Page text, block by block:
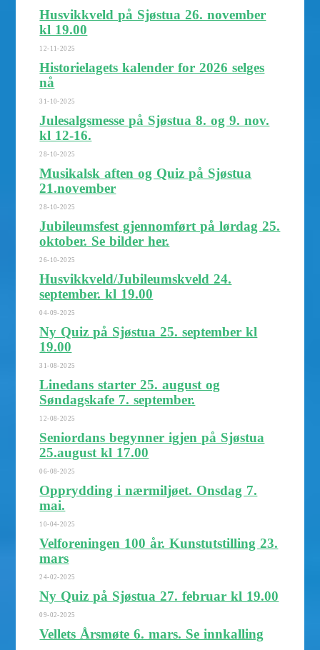
Husvikkveld på Sjøstua 26. november
kl 19.00
12-11-2025
Historielagets kalender for 2026 selges
nå
31-10-2025
Julesalgsmesse på Sjøstua 8. og 9. nov.
kl 12-16.
28-10-2025
Musikalsk aften og Quiz på Sjøstua
21.november
28-10-2025
Jubileumsfest gjennomført på lørdag 25.
oktober. Se bilder her.
26-10-2025
Husvikkveld/Jubileumskveld 24.
september. kl 19.00
04-09-2025
Ny Quiz på Sjøstua 25. september kl
19.00
31-08-2025
Linedans starter 25. august og
Søndagskafe 7. september.
12-08-2025
Seniordans begynner igjen på Sjøstua
25.august kl 17.00
06-08-2025
Opprydding i nærmiljøet. Onsdag 7.
mai.
10-04-2025
Velforeningen 100 år. Kunstutstilling 23.
mars
24-02-2025
Ny Quiz på Sjøstua 27. februar kl 19.00
09-02-2025
Vellets Årsmøte 6. mars. Se innkalling